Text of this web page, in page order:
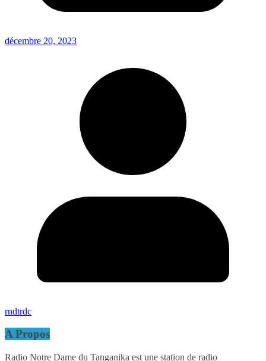
décembre 20, 2023
rndtrdc
A Propos
Radio Notre Dame du Tanganika est une station de radio